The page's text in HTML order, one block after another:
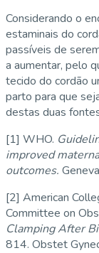
Considerando o
estaminais do
passíveis de
a aumentar, pelo
tecido do cordão
parto para que
destas duas
[1] WHO.
improved
outcomes.
[2] American
Committee on
Clamping After
814. Obstet